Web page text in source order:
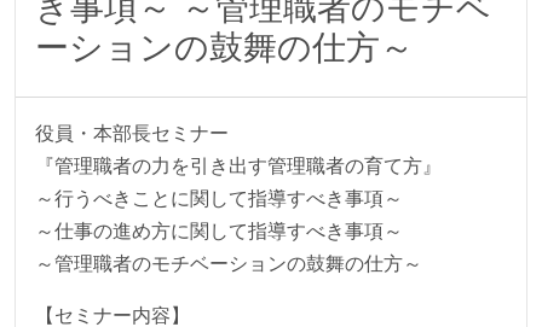
き事項～ ～管理職者のモチベ
ーションの鼓舞の仕方～
役員・本部長セミナー
『管理職者の力を引き出す管理職者の育て方』
～行うべきことに関して指導すべき事項～
～仕事の進め方に関して指導すべき事項～
～管理職者のモチベーションの鼓舞の仕方～
【セミナー内容】